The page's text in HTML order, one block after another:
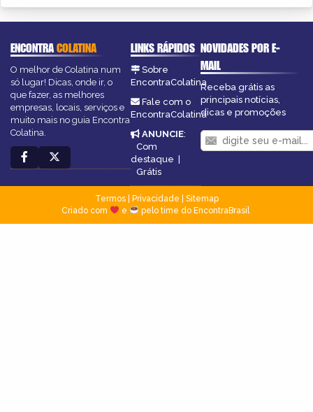
ENCONTRACOLATINA
O melhor de Colatina num
só lugar! Dicas, onde ir, o
que fazer, as melhores
empresas, locais, serviços e
muito mais no guia Encontra
Colatina.
LINKS RÁPIDOS
Sobre
EncontraColatina
Fale com o
EncontraColatina
ANUNCIE:
Com
destaque |
Grátis
NOVIDADES POR E-
MAIL
Receba grátis as
principais notícias,
dicas e promoções
Termos| Privacidade
Sitemap
Criado com
e pelo time do EncontraBrasil